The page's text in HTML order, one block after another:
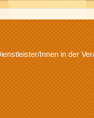
Innen in der